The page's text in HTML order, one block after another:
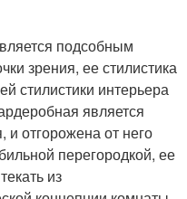
подсобным
зрения, ее стилистика
стилистики интерьера
является
и отгорожена от него
перегородкой, ее
из